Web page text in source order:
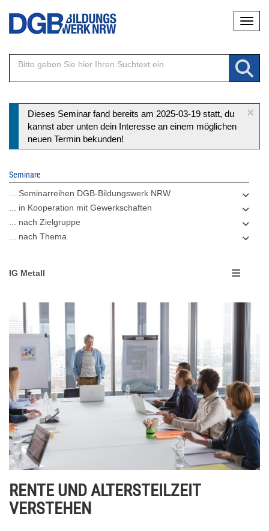
Direkt
Inhalt
×
Statusmeldung
Dieses Seminar fand bereits am 2025-03-19 statt, du
kannst aber unten dein Interesse an einem möglichen
neuen Termin bekunden!
Seminare
... Seminarreihen DGB-Bildungswerk NRW
... in Kooperation mit Gewerkschaften
... nach Zielgruppe
... nach Thema
IG Metall
RENTE UND ALTERSTEILZEIT
VERSTEHEN